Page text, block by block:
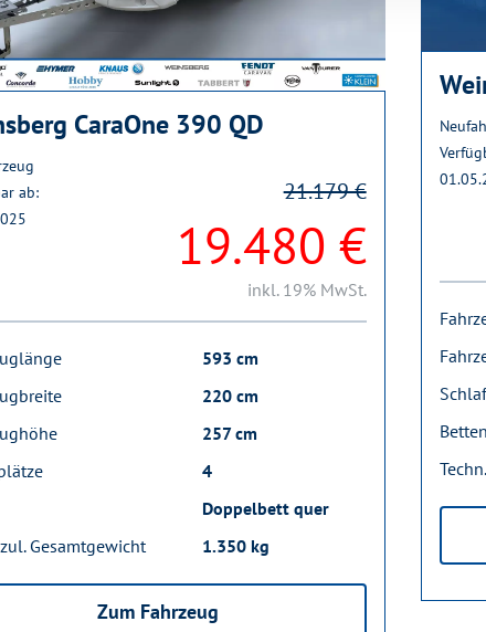
CaraOne 390 QD
ab:
19.480 €
21.179 €
inkl. 19% MwSt.
593 cm
220 cm
257 cm
4
Doppelbett quer
Gesamtgewicht
1.350 kg
Zum Fahrzeug
Betten